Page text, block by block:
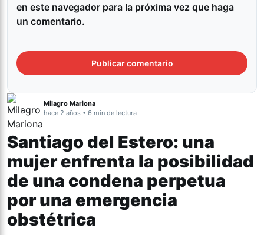
en este navegador para la próxima vez que haga
un comentario.
Milagro Mariona
hace 2 años • 6 min de lectura
Santiago del Estero: una
mujer enfrenta la posibilidad
de una condena perpetua
por una emergencia
obstétrica